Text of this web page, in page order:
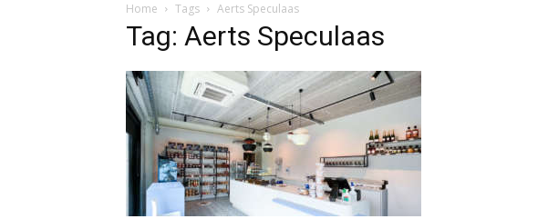
Home Tags Aerts Speculaas
Tag: Aerts Speculaas